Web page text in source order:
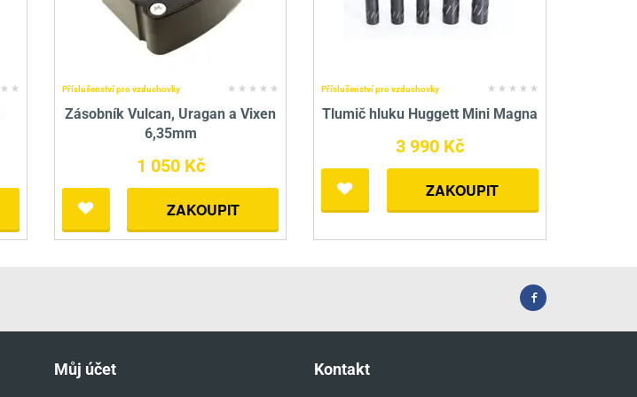
Příslušenství pro vzduchovky
Zásobník Vulcan, Uragan a Vixen
6,35mm
1 050 Kč
ZAKOUPIT
Příslušenství pro vzduchovky
Tlumič hluku Huggett Mini Magna
3 990 Kč
ZAKOUPIT
Můj účet Kontakt